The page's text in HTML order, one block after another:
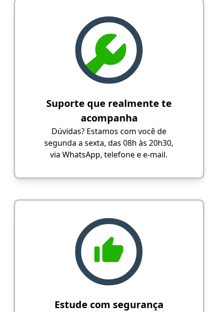
Suporte que realmente te
acompanha
Dúvidas? Estamos com você de
segunda a sexta, das 08h às 20h30,
via WhatsApp, telefone e e-mail.
Estude com segurança